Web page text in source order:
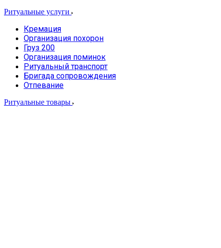
Ритуальные услуги
Кремация
Организация похорон
Груз 200
Организация поминок
Ритуальный транспорт
Бригада сопровождения
Отпевание
Ритуальные товары